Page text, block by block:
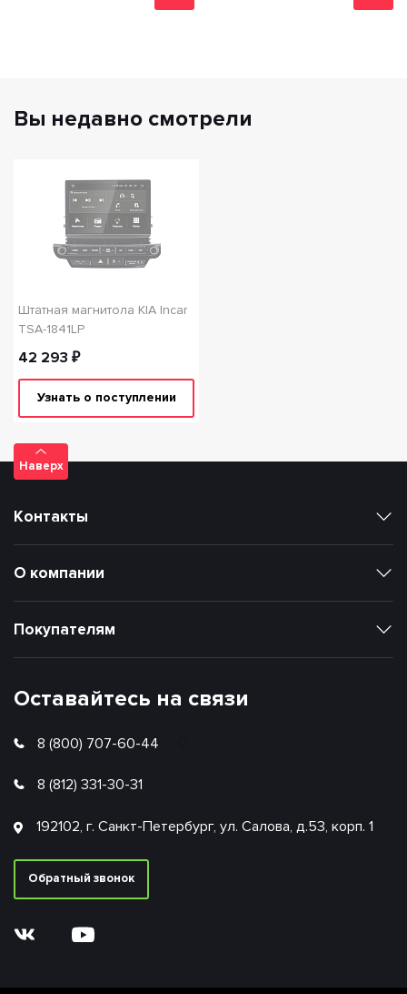
Вы недавно смотрели
Штатная магнитола KIA Incar
TSA-1841LP
42 293 ₽
Узнать о поступлении
Наверх
Оставайтесь на связи
8 (800) 707-60-44
8 (812) 331-30-31
192102, г. Санкт-Петербург, ул. Салова, д.53, корп. 1
Обратный звонок
Покупателям
О компании
Контакты